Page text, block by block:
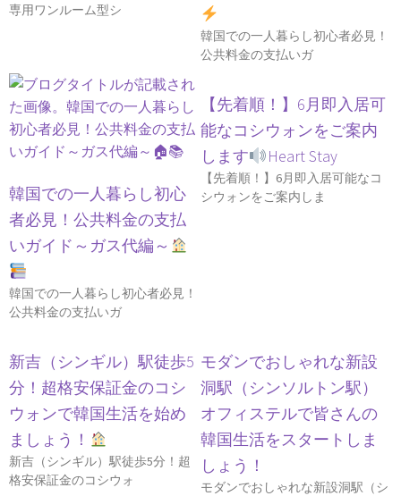
専用ワンルーム型シ
韓国での一人暮らし初心者必見！
公共料金の支払いガ
韓国での一人暮らし初心
者必見！公共料金の支払
いガイド～ガス代編～
韓国での一人暮らし初心者必見！
公共料金の支払いガ
【先着順！】6月即入居可
能なコシウォンをご案内
します
Heart Stay
【先着順！】6月即入居可能なコ
シウォンをご案内しま
新吉（シンギル）駅徒歩5
分！超格安保証金のコシ
ウォンで韓国生活を始め
ましょう！
新吉（シンギル）駅徒歩5分！超
格安保証金のコシウォ
モダンでおしゃれな新設
洞駅（シンソルトン駅）
オフィステルで皆さんの
韓国生活をスタートしま
しょう！
モダンでおしゃれな新設洞駅（シ